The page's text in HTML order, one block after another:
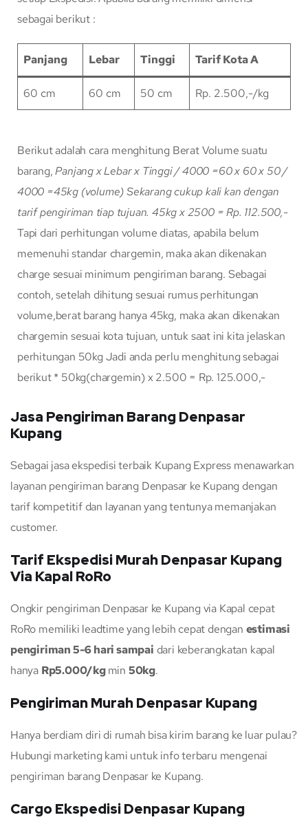
sebagai berikut :
Panjang Lebar Tinggi Tarif Kota A
60 cm 60 cm 50 cm Rp. 2.500,-/kg
Berikut adalah cara menghitung Berat Volume suatu
barang,Panjang x Lebar x Tinggi / 4000 =60 x 60 x 50 /
4000 =45kg (volume)Sekarang cukup kali kan dengan
tarif pengiriman tiap tujuan. 45kg x 2500 = Rp. 112.500,-
Tapi dari perhitungan volume diatas, apabila belum
memenuhi standar chargemin, maka akan dikenakan
charge sesuai minimum pengiriman barang. Sebagai
contoh, setelah dihitung sesuai rumus perhitungan
volume,berat barang hanya 45kg, maka akan dikenakan
chargemin sesuai kota tujuan, untuk saat ini kita jelaskan
perhitungan 50kg Jadi anda perlu menghitung sebagai
berikut * 50kg(chargemin) x 2.500 = Rp. 125.000,-
Jasa Pengiriman Barang Denpasar
Kupang
Sebagai jasa ekspedisi terbaik Kupang Express menawarkan
layanan pengiriman barang Denpasar ke Kupang dengan
tarif kompetitif dan layanan yang tentunya memanjakan
customer.
Tarif Ekspedisi Murah Denpasar Kupang
Via Kapal RoRo
Ongkir pengiriman Denpasar ke Kupang via Kapal cepat
RoRo memiliki leadtime yang lebih cepat dengan estimasi
pengiriman 5-6 hari sampai dari keberangkatan kapal
hanya Rp5.000/kgmin 50kg.
Pengiriman Murah Denpasar Kupang
Hanya berdiam diri di rumah bisa kirim barang ke luar pulau?
Hubungi marketing kami untuk info terbaru mengenai
pengiriman barang Denpasar ke Kupang.
Cargo Ekspedisi Denpasar Kupang